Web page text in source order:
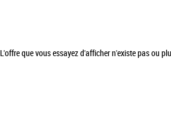
L'offre que vous essayez d'afficher n'existe pas ou